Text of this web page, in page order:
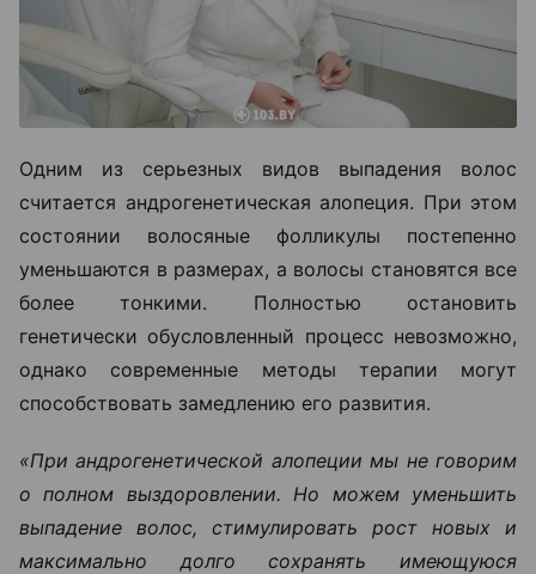
Одним из серьезных видов выпадения волос
считается андрогенетическая алопеция. При этом
состоянии волосяные фолликулы постепенно
уменьшаются в размерах, а волосы становятся все
более тонкими. Полностью остановить
генетически обусловленный процесс невозможно,
однако современные методы терапии могут
способствовать замедлению его развития.
«При андрогенетической алопеции мы не говорим
о полном выздоровлении. Но можем уменьшить
выпадение волос, стимулировать рост новых и
максимально долго сохранять имеющуюся